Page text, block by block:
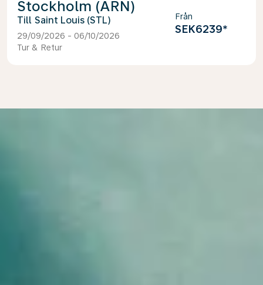
Stockholm (ARN)
Saint Louis (STL)
29/09/2026 - 06/10/2026
Tur & Retur
Från
SEK6239*